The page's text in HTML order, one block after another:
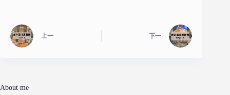
上一 下一
About me